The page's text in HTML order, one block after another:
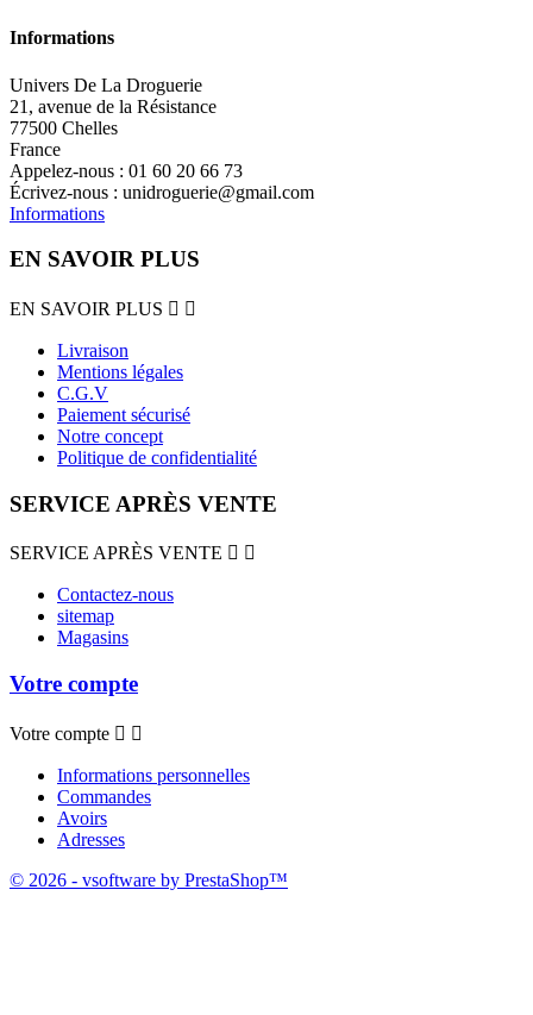
Informations
Univers De La Droguerie
21, avenue de la Résistance
77500 Chelles
France
Appelez-nous : 01 60 20 66 73
Écrivez-nous : unidroguerie@gmail.com
Informations
EN SAVOIR PLUS
EN SAVOIR PLUS  
Livraison
Mentions légales
C.G.V
Paiement sécurisé
Notre concept
Politique de confidentialité
SERVICE APRÈS VENTE
SERVICE APRÈS VENTE  
Contactez-nous
sitemap
Magasins
Votre compte
Votre compte  
Informations personnelles
Commandes
Avoirs
Adresses
© 2026 - vsoftware by PrestaShop™